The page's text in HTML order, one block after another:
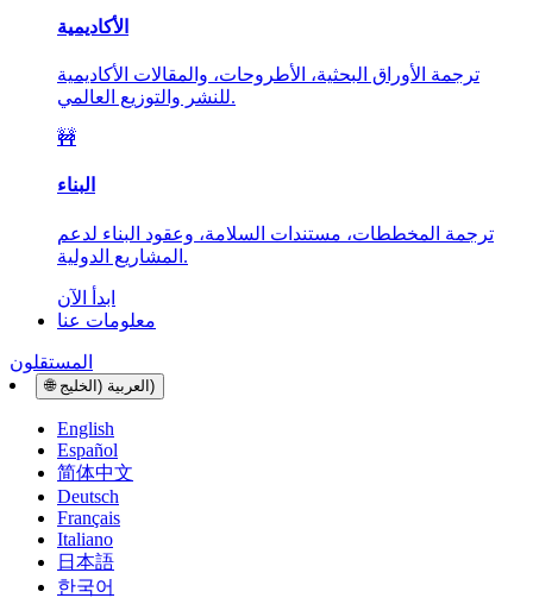
الأكاديمية
ترجمة الأوراق البحثية، الأطروحات، والمقالات الأكاديمية
للنشر والتوزيع العالمي.
🚧
البناء
ترجمة المخططات، مستندات السلامة، وعقود البناء لدعم
المشاريع الدولية.
ابدأ الآن
معلومات عنا
المستقلون
🌐 العربية (الخليج)
English
Español
简体中文
Deutsch
Français
Italiano
日本語
한국어